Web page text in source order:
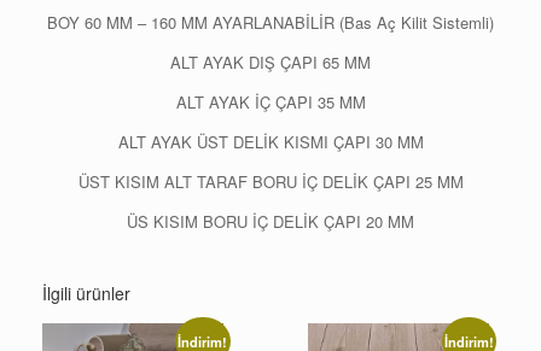
BOY 60 MM – 160 MM AYARLANABİLİR (Bas Aç Kilit Sistemli)
ALT AYAK DIŞ ÇAPI 65 MM
ALT AYAK İÇ ÇAPI 35 MM
ALT AYAK ÜST DELİK KISMI ÇAPI 30 MM
ÜST KISIM ALT TARAF BORU İÇ DELİK ÇAPI 25 MM
ÜS KISIM BORU İÇ DELİK ÇAPI 20 MM
İlgili ürünler
İndirim! İndirim!